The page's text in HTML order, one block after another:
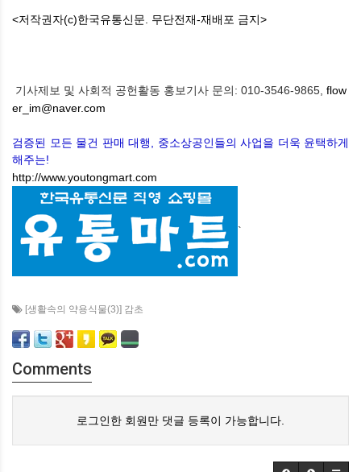
<저작권자(c)한국유통신문. 무단전재-재배포 금지>
기사제보 및 사회적 공헌활동 홍보기사 문의: 010-3546-9865, flow
er_im@naver.com
검증된 모든 물건 판매 대행, 중소상공인들의 사업을 더욱 윤택하게
해주는!
http://www.youtongmart.com
`
[생활속의 약용식물(3)] 감초
Comments
로그인한 회원만 댓글 등록이 가능합니다.